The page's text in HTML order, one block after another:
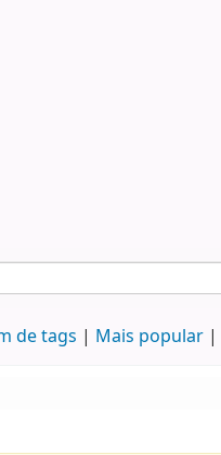
de tags Mais popular